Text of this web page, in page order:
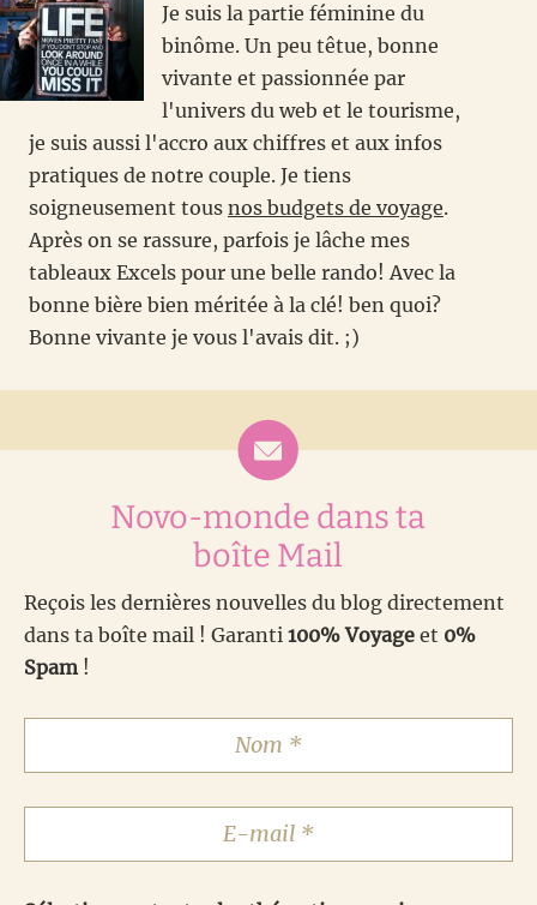
Je suis la partie féminine du
binôme. Un peu têtue, bonne
vivante et passionnée par
l'univers du web et le tourisme,
je suis aussi l'accro aux chiffres et aux infos
pratiques de notre couple. Je tiens
soigneusement tous nos budgets de voyage.
Après on se rassure, parfois je lâche mes
tableaux Excels pour une belle rando! Avec la
bonne bière bien méritée à la clé! ben quoi?
Bonne vivante je vous l'avais dit. ;)
Novo-monde dans ta
boîte Mail
Reçois les dernières nouvelles du blog directement
dans ta boîte mail ! Garanti 100% Voyage et 0%
Spam!